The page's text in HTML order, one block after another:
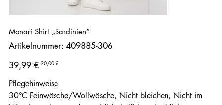
Monari Shirt „Sardinien“
Artikelnummer:
Artikelnummer:
409885-
409885-306
Ursprünglicher
Preis
39,99 € Angebotspreis
20,00 €
Pflegehinweise
30°C Feinwäsche/Wollwäsche, Nicht bleichen, Nicht im